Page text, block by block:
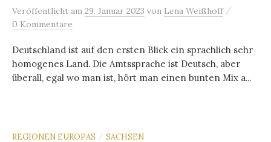
Veröffentlicht am 29. Januar 2023 von Lena Weißhoff /
0 Kommentare
Deutschland ist auf den ersten Blick ein sprachlich sehr
homogenes Land. Die Amtssprache ist Deutsch, aber
überall, egal wo man ist, hört man einen bunten Mix a...
REGIONEN EUROPAS / SACHSEN